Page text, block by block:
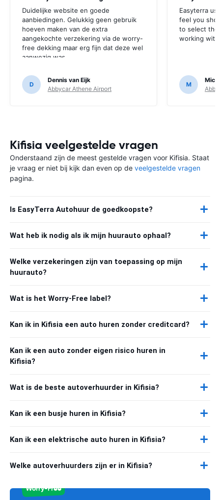
Duidelijke website en goede
aanbiedingen. Gelukkig geen gebruik
hoeven maken van de extra
aangekochte verzekering via de worry-
free dekking maar erg fijn dat deze wel
aanwezig was.
D
Dennis van Eijk
Abbycar Athene Airport
Easyterra
feel you
to select the
working with
M
Kifisia veelgestelde vragen
Onderstaand zijn de meest gestelde vragen voor Kifisia. Staat
je vraag er niet bij kijk dan even op de veelgestelde vragen
pagina.
Is EasyTerra Autohuur de goedkoopste?
Wat heb ik nodig als ik mijn huurauto ophaal?
Welke verzekeringen zijn van toepassing op mijn
huurauto?
Wat is het Worry-Free label?
Kan ik in Kifisia een auto huren zonder creditcard?
Kan ik een auto zonder eigen risico huren in
Kifisia?
Wat is de beste autoverhuurder in Kifisia?
Kan ik een busje huren in Kifisia?
Kan ik een elektrische auto huren in Kifisia?
Welke autoverhuurders zijn er in Kifisia?
Worry-Free